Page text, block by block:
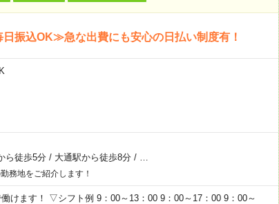
振込OK≫急な出費にも安心の日払い制度有！
ら徒歩5分/ 大通駅から徒歩8分/
務地をご紹介します！
けます！ ▽シフト例 9：00～13：00 9：00～17：00 9：00～